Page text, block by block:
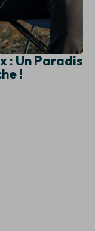
: Un Paradis
!